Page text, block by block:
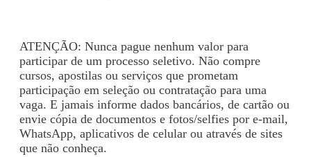
ATENÇÃO: Nunca pague nenhum valor para
participar de um processo seletivo. Não compre
cursos, apostilas ou serviços que prometam
participação em seleção ou contratação para uma
vaga. E jamais informe dados bancários, de cartão ou
envie cópia de documentos e fotos/selfies por e-mail,
WhatsApp, aplicativos de celular ou através de sites
que não conheça.